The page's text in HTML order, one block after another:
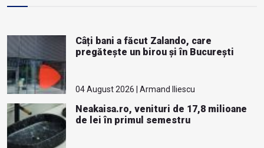
Câți bani a făcut Zalando, care
pregătește un birou și în București
04 August 2026 | Armand Iliescu
Neakaisa.ro, venituri de 17,8 milioane
de lei în primul semestru